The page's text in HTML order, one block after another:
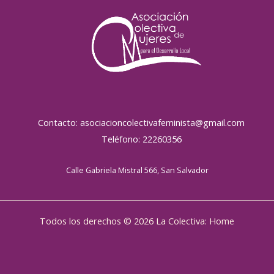
Contacto: asociacioncolectivafeminista@gmail.com
Teléfono: 22260356
Calle Gabriela Mistral 566, San Salvador
Todos los derechos © 2026 La Colectiva: Home